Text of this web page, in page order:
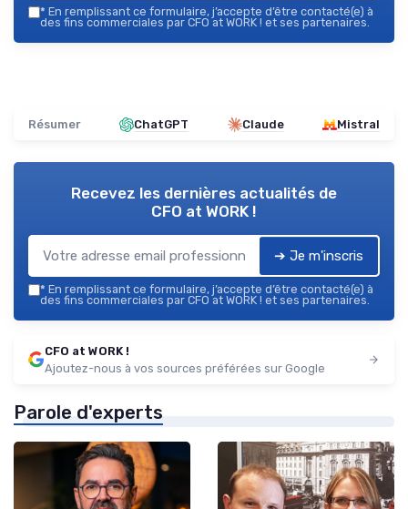
* En remplissant ce formulaire, j’accepte d’être contacté(e) à
des fins commerciales par CFO at WORK ! et ses partenaires.
Résumer ChatGPT Claude Mistral
Recevez les dernières actualités de
CFO at WORK !
➔ Je m'inscris
* En remplissant ce formulaire, j’accepte d’être contacté(e) à
des fins commerciales par CFO at WORK ! et ses partenaires.
CFO at WORK !
Ajoutez-nous à vos sources préférées sur Google
Parole d'experts